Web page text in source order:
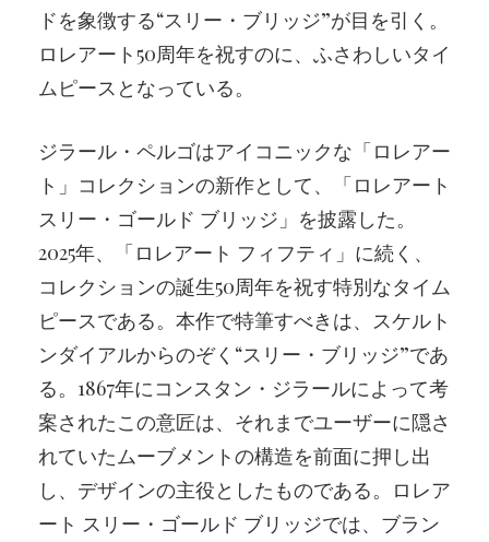
ドを象徴する“スリー・ブリッジ”が目を引く。
ロレアート50周年を祝すのに、ふさわしいタイ
ムピースとなっている。
ジラール・ペルゴはアイコニックな「ロレアー
ト」コレクションの新作として、「ロレアート
スリー・ゴールド ブリッジ」を披露した。
2025年、「ロレアート フィフティ」に続く、
コレクションの誕生50周年を祝す特別なタイム
ピースである。本作で特筆すべきは、スケルト
ンダイアルからのぞく“スリー・ブリッジ”であ
る。1867年にコンスタン・ジラールによって考
案されたこの意匠は、それまでユーザーに隠さ
れていたムーブメントの構造を前面に押し出
し、デザインの主役としたものである。ロレア
ート スリー・ゴールド ブリッジでは、ブラン